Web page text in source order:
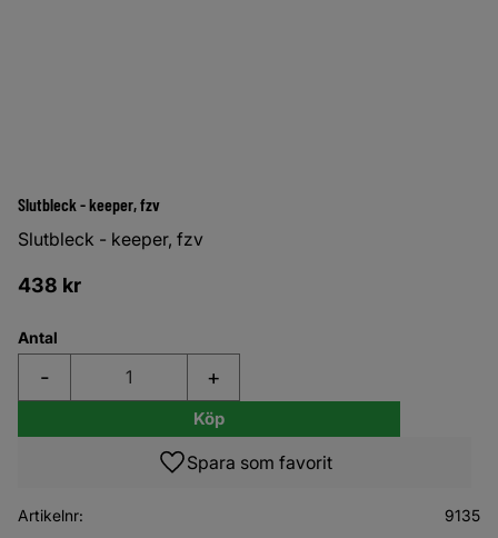
Slutbleck - keeper, fzv
Slutbleck - keeper, fzv
438 kr
Antal
+
-
Köp
Lägg till i favoriter
Artikelnr 9135